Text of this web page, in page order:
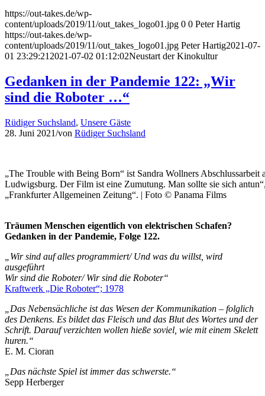
https://out-takes.de/wp-
content/uploads/2019/11/out_takes_logo01.jpg 0 0 Peter Hartig
https://out-takes.de/wp-
content/uploads/2019/11/out_takes_logo01.jpg Peter Hartig2021-07-
01 23:29:21 2021-07-02 01:12:02Neustart der Kinokultur
Gedanken in der Pandemie 122: „Wir
sind die Roboter …“
Rüdiger Suchsland, Unsere Gäste
28. Juni 2021/von Rüdiger Suchsland
„The Trouble with Being Born“ ist Sandra Wollners Abschlussarbeit
Ludwigsburg. Der Film ist eine Zumutung. Man sollte sie sich
„Frankfurter Allgemeinen Zeitung“. | Foto © Panama Films
Träumen Menschen eigentlich von elektrischen Schafen?
Gedanken in der Pandemie, Folge 122.
„Wir sind auf alles programmiert/ Und was du willst, wird
ausgeführt
Wir sind die Roboter/ Wir sind die Roboter“
Kraftwerk „Die Roboter“; 1978
„Das Nebensächliche ist das Wesen der Kommunikation – folglich
des Denkens. Es bildet das Fleisch und das Blut des Wortes und der
Schrift. Darauf verzichten wollen hieße soviel, wie mit einem Skelett
huren.“
E. M. Cioran
„Das nächste Spiel ist immer das schwerste.“
Sepp Herberger